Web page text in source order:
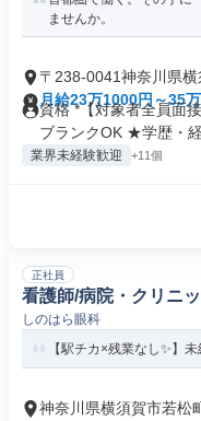
ませんか。
〒238-0041神奈川県
月給23万1000円～35
資格 *【対象者全員面
ブランクOK ★学歴・経
業界未経験歓迎 +11個
正社員
看護師/病院・クリニ
しのはら眼科
【駅チカ×残業なし✨】
神奈川県横須賀市若松